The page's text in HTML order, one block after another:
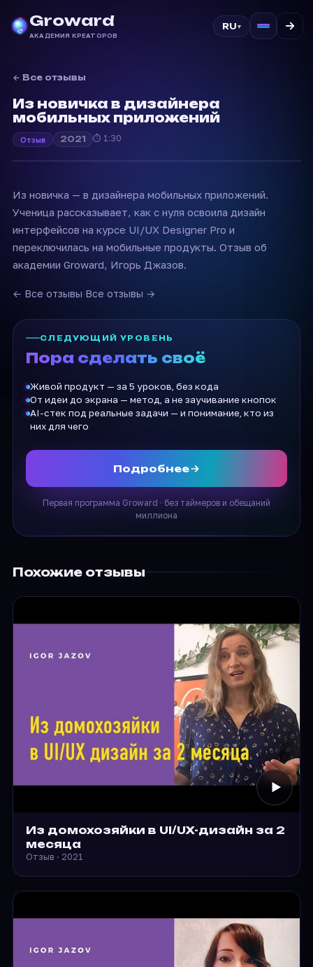
Groward
АКАДЕМИЯ КРЕАТОРОВ
RU▾
← Все отзывы
Из новичка в дизайнера
мобильных приложений
Отзыв 2021 ⏱ 1:30
Из новичка — в дизайнера мобильных приложений.
Ученица рассказывает, как с нуля освоила дизайн
интерфейсов на курсе UI/UX Designer Pro и
переключилась на мобильные продукты. Отзыв об
академии Groward, Игорь Джазов.
← Все отзывы·Все отзывы →
СЛЕДУЮЩИЙ УРОВЕНЬ
Пора сделать своё
Живой продукт — за 5 уроков, без кода
От идеи до экрана — метод, а не заучивание кнопок
AI-стек под реальные задачи — и понимание, кто из
них для чего
Подробнее
Первая программа Groward · без таймеров и обещаний
миллиона
Похожие отзывы
Из домохозяйки в UI/UX-дизайн за 2
месяца
Отзыв · 2021